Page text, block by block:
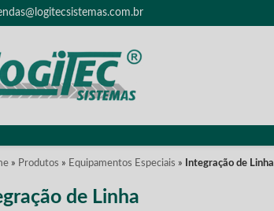
» Produtos » Equipamentos Especiais » Integração de Linha
de Linha